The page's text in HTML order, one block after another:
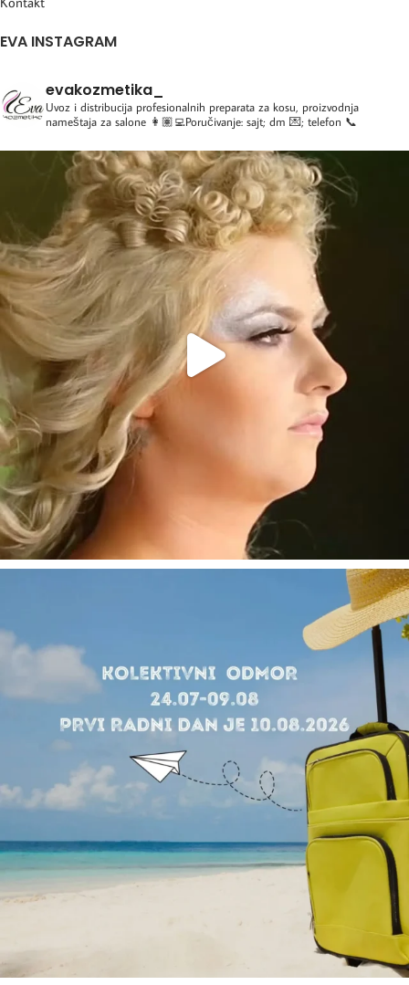
EVA INSTAGRAM
evakozmetika_
Uvoz i distribucija profesionalnih preparata za kosu, proizvodnja
nameštaja za salone 👩🏽‍💻Poručivanje: sajt; dm 💌; telefon 📞